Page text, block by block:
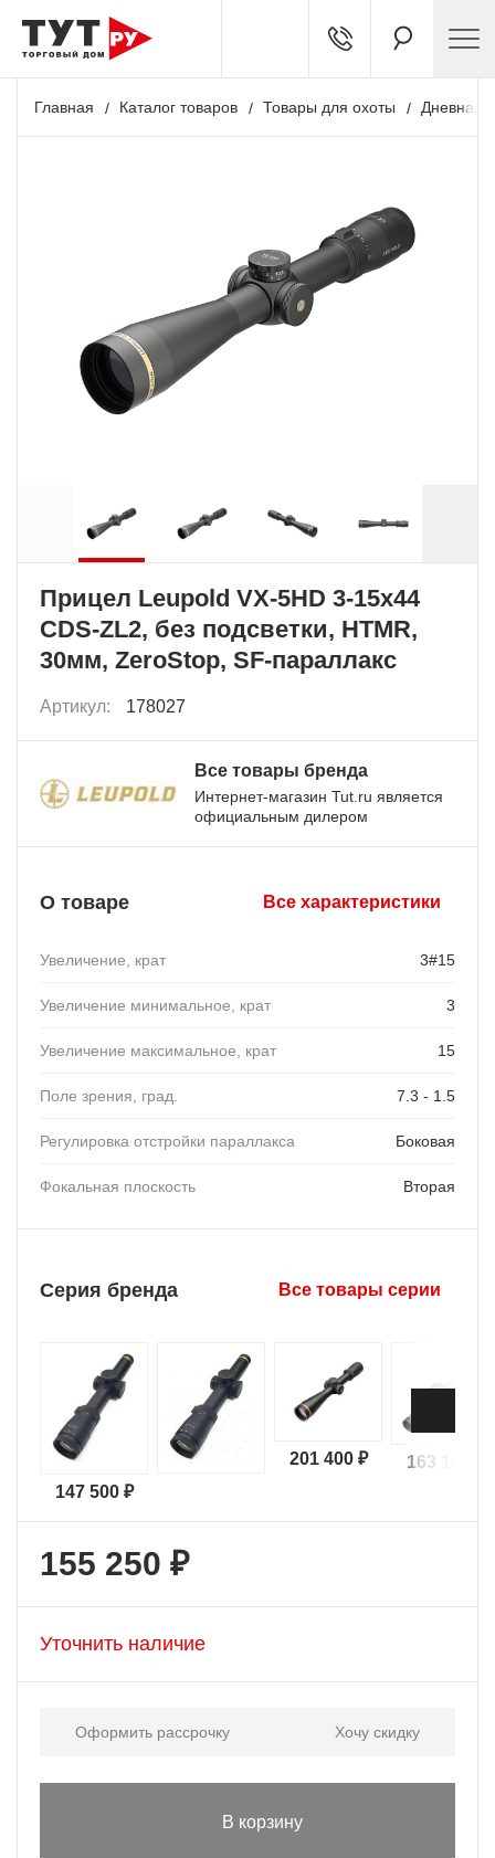
Главная Каталог товаров Товары для охоты Дневная
Прицел Leupold VX-5HD 3-15x44
CDS-ZL2, без подсветки, HTMR,
30мм, ZeroStop, SF-параллакс
Артикул: 178027
Все товары бренда
Интернет-магазин Tut.ru является
официальным дилером
О товаре Все характеристики
Увеличение, крат 3#15
Увеличение минимальное, крат 3
Увеличение максимальное, крат 15
Поле зрения, град. 7.3 - 1.5
Регулировка отстройки параллакса Боковая
Фокальная плоскость Вторая
Серия бренда Все товары серии
147 500 ₽
201 400 ₽ 163 100 ₽
155 250 ₽
Уточнить наличие
Оформить рассрочку Хочу скидку
В корзину